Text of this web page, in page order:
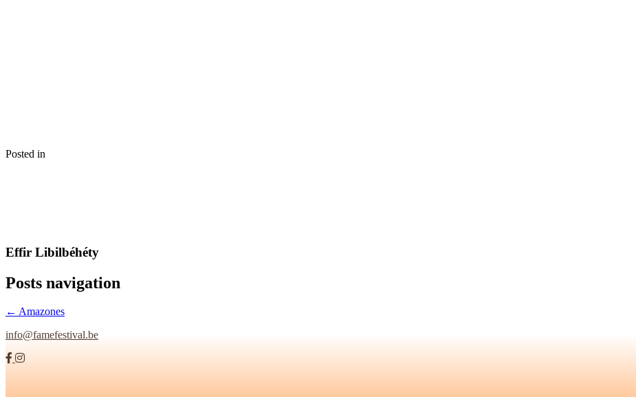
Posted in
Effir Libilbéhéty
Posts navigation
← Amazones
info@famefestival.be